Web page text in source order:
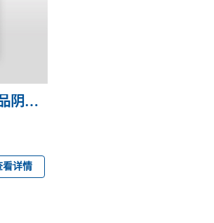
阴凉
看详情